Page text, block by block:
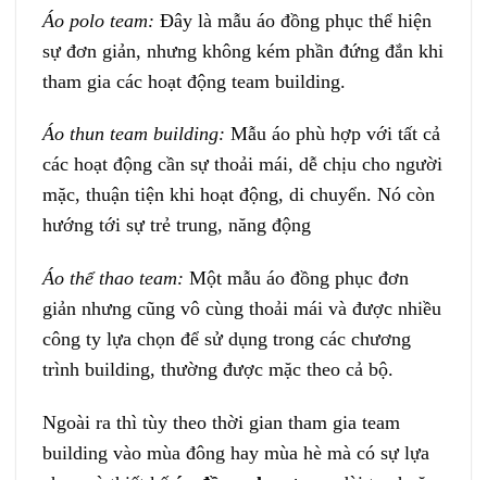
Áo polo team: Đây là mẫu áo đồng phục thể hiện
sự đơn giản, nhưng không kém phần đứng đắn khi
tham gia các hoạt động team building.
Áo thun team building: Mẫu áo phù hợp với tất cả
các hoạt động cần sự thoải mái, dễ chịu cho người
mặc, thuận tiện khi hoạt động, di chuyển. Nó còn
hướng tới sự trẻ trung, năng động
Áo thể thao team: Một mẫu áo đồng phục đơn
giản nhưng cũng vô cùng thoải mái và được nhiều
công ty lựa chọn để sử dụng trong các chương
trình building, thường được mặc theo cả bộ.
Ngoài ra thì tùy theo thời gian tham gia team
building vào mùa đông hay mùa hè mà có sự lựa